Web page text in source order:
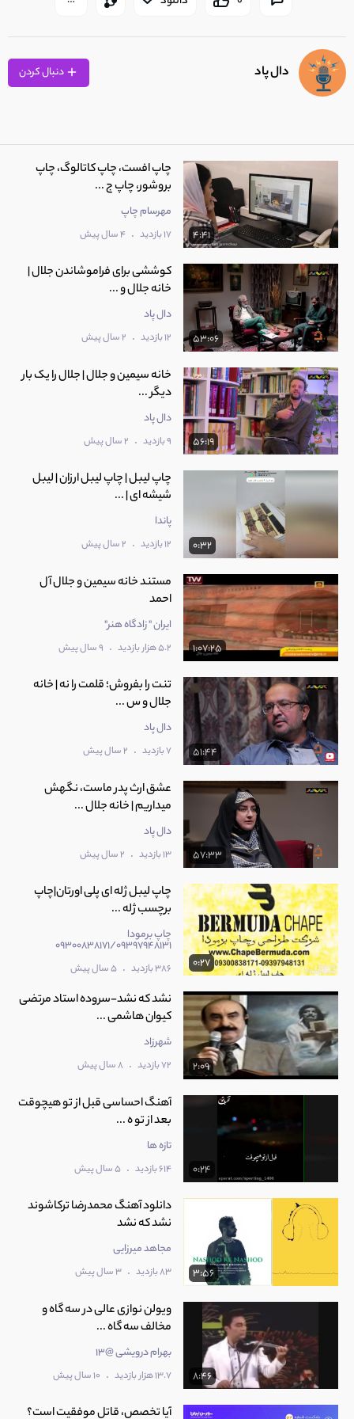
دال پاد
4:41
چاپ افست، چاپ کاتالوگ، چاپ
بروشور، چاپ ج ...
مهرسام چاپ
17 بازدید . 4 سال پیش
53:06
کوششی برای فراموشاندن جلال |
خانه جلال و ...
دال پاد
12 بازدید . 2 سال پیش
56:19
خانه سیمین و جلال | جلال را یک بار
دیگر ...
دال پاد
9 بازدید . 2 سال پیش
0:32
چاپ لیبل | چاپ لیبل ارزان | لیبل
شیشه ای | ...
پاندا
12 بازدید . 2 سال پیش
1:07:25
مستند خانه سیمین و جلال آل
احمد
ایران " زادگاه هنر"
5.2 هزار بازدید . 9 سال پیش
51:44
تنت را بفروش؛ قلمت را نه | خانه
جلال و س ...
دال پاد
7 بازدید . 2 سال پیش
57:33
عشق ارث پدر ماست، نگهش
میداریم | خانه جلال ...
دال پاد
13 بازدید . 2 سال پیش
0:27
چاپ لیبل ژله ای پلی اورتان|چاپ
برچسب ژله ...
چاپ برمودا
09300838171/09397948131
386 بازدید . 5 سال پیش
2:09
نشد که نشد-سروده استاد مرتضی
کیوان هاشمی ...
شهرزاد
72 بازدید . 8 سال پیش
0:24
آهنگ احساسی قبل از تو هیچوقت
بعد از تو ه ...
تازه ها
614 بازدید . 5 سال پیش
3:56
دانلود آهنگ محمدرضا ترکاشوند
نشد که نشد
مجاهد میرزایی
83 بازدید . 3 سال پیش
8:46
ویولن نوازی عالی در سه گاه و
مخالف سه گاه ...
بهرام درویشی @13
13.7 هزار بازدید . 10 سال پیش
آیا تخصص، قاتل موفقیت است؟